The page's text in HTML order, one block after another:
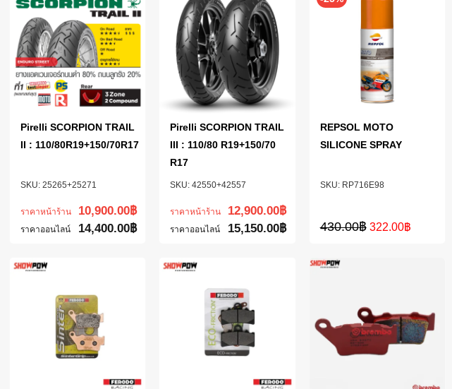
25265+25271
Pirelli SCORPION TRAIL
II : 110/80R19+150/70R17
ราคาหน้าร้าน 10,900.00฿
ราคาออนไลน์ 14,400.00฿
42550+42557
Pirelli SCORPION TRAIL
III : 110/80 R19+150/70
R17
ราคาหน้าร้าน 12,900.00฿
ราคาออนไลน์ 15,150.00฿
RP716E98
REPSOL MOTO
SILICONE SPRAY
430.00฿ 322.00฿